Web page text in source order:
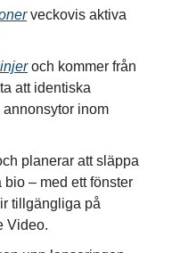
veckovis aktiva
och kommer från
att identiska
inom
planerar att släppa
– med ett fönster
tillgängliga på
Video.